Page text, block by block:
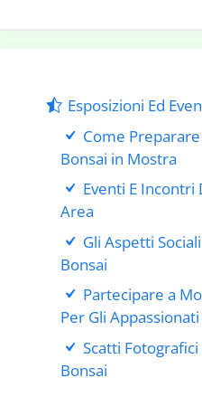
Esposizioni Ed
Come
Bonsai in Mostra
Eventi E Incontri
Area
Gli Aspetti
Bonsai
Partecipare a
Per Gli Appassionati
Scatti
Bonsai